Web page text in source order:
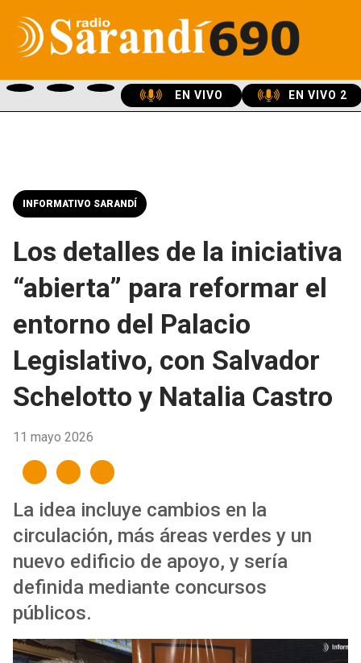
EN VIVO EN VIVO 2
INFORMATIVO SARANDÍ
Los detalles de la iniciativa
“abierta” para reformar el
entorno del Palacio
Legislativo, con Salvador
Schelotto y Natalia Castro
11 mayo 2026
La idea incluye cambios en la
circulación, más áreas verdes y un
nuevo edificio de apoyo, y sería
definida mediante concursos
públicos.